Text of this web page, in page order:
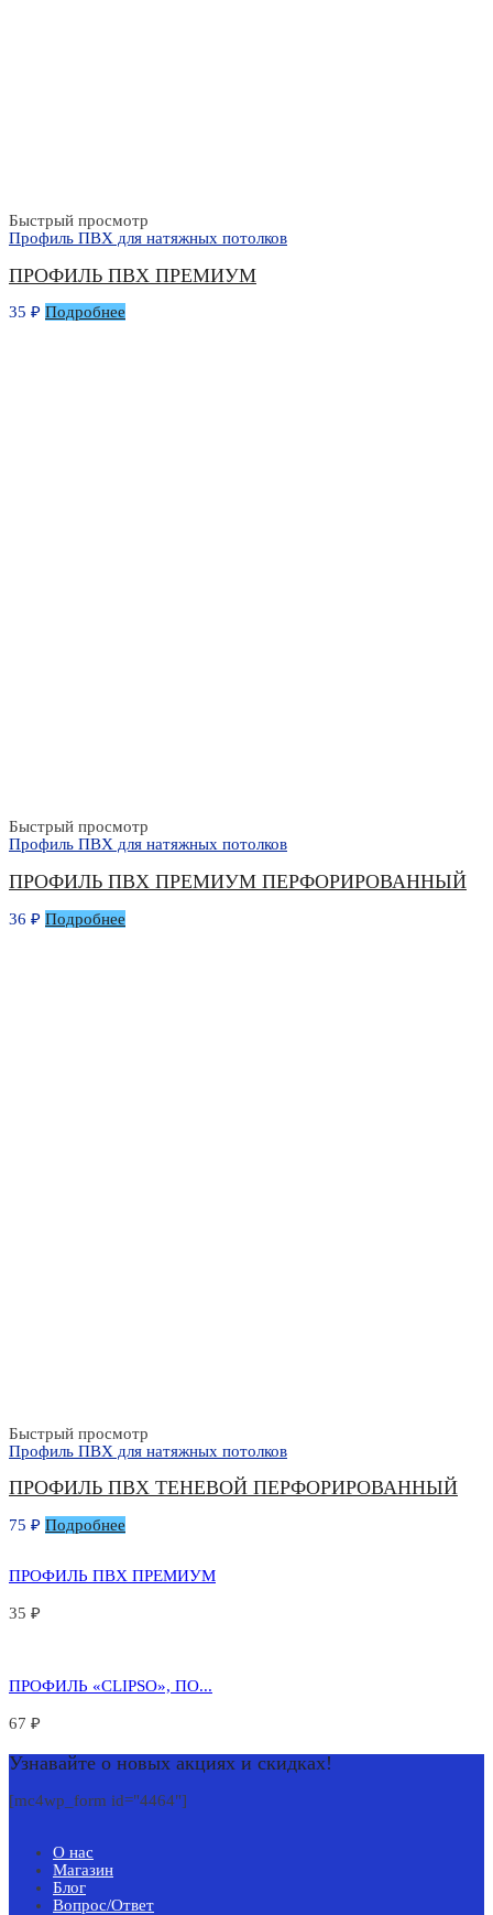
Быстрый просмотр
Профиль ПВХ для натяжных потолков
ПРОФИЛЬ ПВХ ПРЕМИУМ
35 ₽ Подробнее
Быстрый просмотр
Профиль ПВХ для натяжных потолков
ПРОФИЛЬ ПВХ ПРЕМИУМ ПЕРФОРИРОВАННЫЙ
36 ₽ Подробнее
Быстрый просмотр
Профиль ПВХ для натяжных потолков
ПРОФИЛЬ ПВХ ТЕНЕВОЙ ПЕРФОРИРОВАННЫЙ
75 ₽ Подробнее
ПРОФИЛЬ ПВХ ПРЕМИУМ
35 ₽
ПРОФИЛЬ «CLIPSO», ПО...
67 ₽
Узнавайте о новых акциях и скидках!
[mc4wp_form id="4464"]
О нас
Магазин
Блог
Вопрос/Ответ